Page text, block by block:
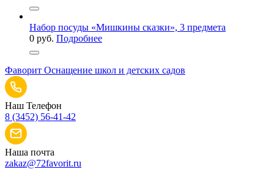
Набор посуды «Мишкины сказки», 3 предмета
0 руб. Подробнее
Фаворит Оснащение школ и детских садов
Наш Телефон
8 (3452) 56-41-42
Наша почта
zakaz@72favorit.ru